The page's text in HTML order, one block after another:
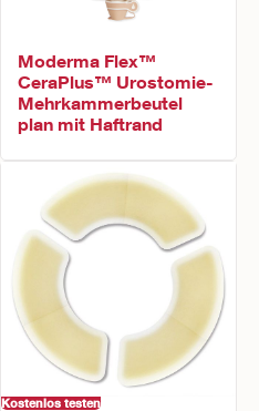
Moderma Flex™
CeraPlus™ Urostomie-
Mehrkammerbeutel
plan mit Haftrand
Kostenlos testen